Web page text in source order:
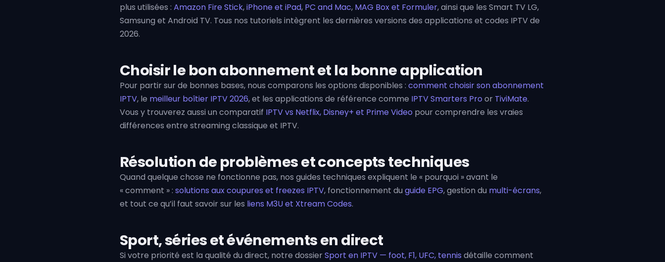
plus utilisées : Amazon Fire Stick,iPhone et iPad, PC and Mac, MAG Box et Formuler, ainsi que les Smart TV LG,
Samsung et Android TV. Tous nos tutoriels intègrent les dernières versions des applications et codes IPTV de
2026.
Choisir le bon abonnement et la bonne application
Pour partir sur de bonnes bases, nous comparons les options disponibles : comment choisir son abonnement
IPTV, le meilleur boîtier IPTV 2026, et les applications de référence comme IPTV Smarters Proor TiviMate.
Vous y trouverez aussi un comparatif IPTV vs Netflix, Disney+ et Prime Video pour comprendre les vraies
différences entre streaming classique et IPTV.
Résolution de problèmes et concepts techniques
Quand quelque chose ne fonctionne pas, nos guides techniques expliquent le « pourquoi » avant le
« comment » : solutions aux coupures et freezes IPTV, fonctionnement du guide EPG, gestion du multi-écrans,
et tout ce qu’il faut savoir sur les liens M3U et Xtream Codes.
Sport, séries et événements en direct
Si votre priorité est la qualité du direct, notre dossierSport en IPTV — foot, F1, UFC, tennis détaille comment